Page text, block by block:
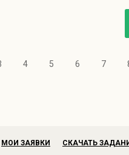
4 5 6 7
МОИ ЗАЯВКИ СКАЧАТЬ